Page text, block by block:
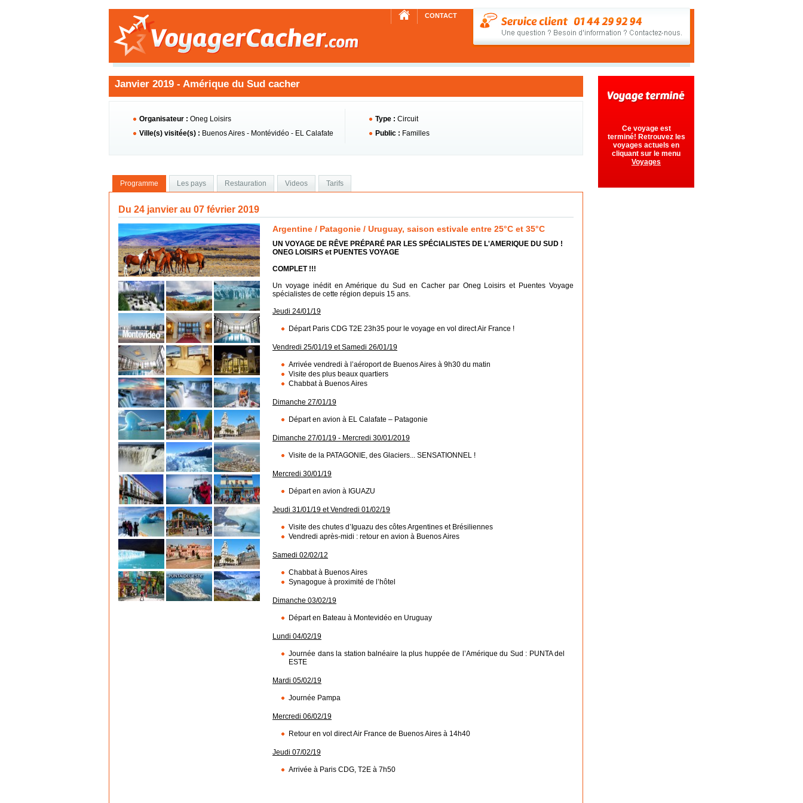
CONTACT
Janvier 2019 - Amérique du Sud cacher
Organisateur : Oneg Loisirs
Ville(s) visitée(s) : Buenos Aires - Montévidéo - EL Calafate
Type : Circuit
Public : Familles
Programme Les pays Restauration Videos Tarifs
Du 24 janvier au 07 février 2019
Argentine / Patagonie / Uruguay, saison estivale entre 25°C et 35°C
UN VOYAGE DE RÊVE PRÉPARÉ PAR LES SPÉCIALISTES DE L'AMERIQUE DU SUD !
ONEG LOISIRS et PUENTES VOYAGE
COMPLET !!!
Un voyage inédit en Amérique du Sud en Cacher par Oneg Loisirs et Puentes Voyage
spécialistes de cette région depuis 15 ans.
Jeudi 24/01/19
Départ Paris CDG T2E 23h35 pour le voyage en vol direct Air France !
Vendredi 25/01/19 et Samedi 26/01/19
Arrivée vendredi à l’aéroport de Buenos Aires à 9h30 du matin
Visite des plus beaux quartiers
Chabbat à Buenos Aires
Dimanche 27/01/19
Départ en avion à EL Calafate – Patagonie
Dimanche 27/01/19 - Mercredi 30/01/2019
Visite de la PATAGONIE, des Glaciers... SENSATIONNEL !
Mercredi 30/01/19
Départ en avion à IGUAZU
Jeudi 31/01/19 et Vendredi 01/02/19
Visite des chutes d’Iguazu des côtes Argentines et Brésiliennes
Vendredi après-midi : retour en avion à Buenos Aires
Samedi 02/02/12
Chabbat à Buenos Aires
Synagogue à proximité de l’hôtel
Dimanche 03/02/19
Départ en Bateau à Montevidéo en Uruguay
Lundi 04/02/19
Journée dans la station balnéaire la plus huppée de l’Amérique du Sud : PUNTA del
ESTE
Mardi 05/02/19
Journée Pampa
Mercredi 06/02/19
Retour en vol direct Air France de Buenos Aires à 14h40
Jeudi 07/02/19
Arrivée à Paris CDG, T2E à 7h50
Ce voyage est
terminé! Retrouvez les
voyages actuels en
cliquant sur le menu
Voyages